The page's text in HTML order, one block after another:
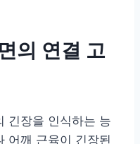
의 연결 고
긴장을 인식하는 능
어깨 근육이 긴장된